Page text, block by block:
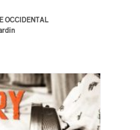
OCCIDENTAL